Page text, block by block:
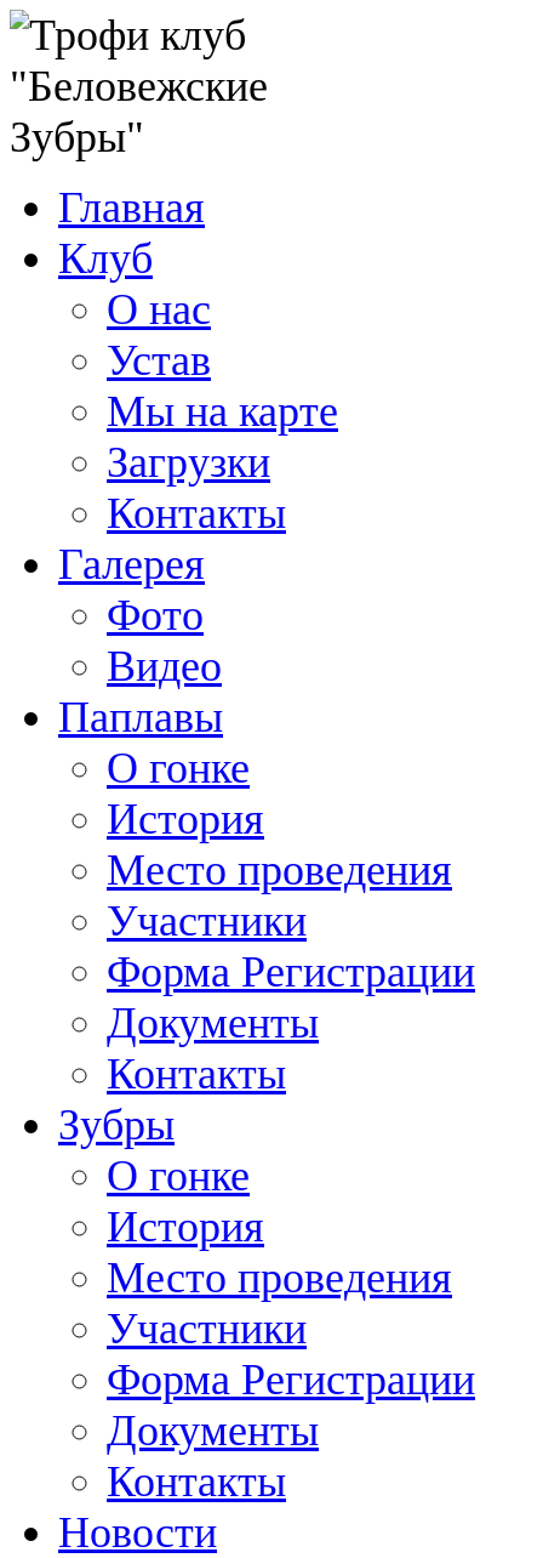
Главная
Клуб
О нас
Устав
Мы на карте
Загрузки
Контакты
Галерея
Фото
Видео
Паплавы
О гонке
История
Место проведения
Участники
Форма Регистрации
Документы
Контакты
Зубры
О гонке
История
Место проведения
Участники
Форма Регистрации
Документы
Контакты
Новости